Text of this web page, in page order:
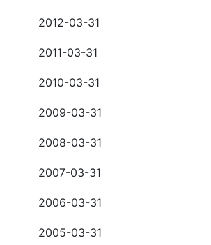
2012-03-31
2011-03-31
2010-03-31
2009-03-31
2008-03-31
2007-03-31
2006-03-31
2005-03-31